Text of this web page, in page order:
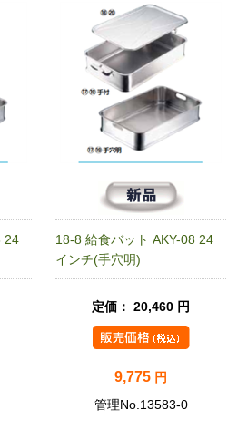
24
18-8 給食バット AKY-08 24
インチ(手穴明)
定価： 20,460 円
9,775 円
管理No.13583-0